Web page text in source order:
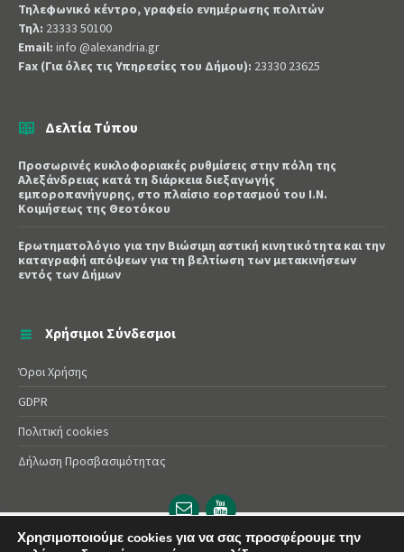
Τηλεφωνικό κέντρο, γραφείο ενημέρωσης πολιτών
Τηλ: 23333 50100
Email: info @alexandria.gr
Fax (Για όλες τις Υπηρεσίες του Δήμου): 23330 23625
Δελτία Τύπου
Προσωρινές κυκλοφοριακές ρυθμίσεις στην πόλη της
Αλεξάνδρειας κατά τη διάρκεια διεξαγωγής
εμποροπανήγυρης, στο πλαίσιο εορτασμού του Ι.Ν.
Κοιμήσεως της Θεοτόκου
Ερωτηματολόγιο για την Βιώσιμη αστική κινητικότητα και την
καταγραφή απόψεων για τη βελτίωση των μετακινήσεων
εντός των Δήμων
Χρήσιμοι Σύνδεσμοι
Όροι Χρήσης
GDPR
Πολιτική cookies
Δήλωση Προσβασιμότητας
Email
url
YouTube
url
Χρησιμοποιούμε cookies για να σας προσφέρουμε την